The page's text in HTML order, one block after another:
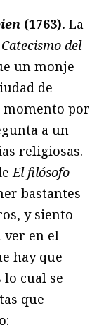
(1763). La
Catecismo del
un monje
de
momento por
a un
religiosas.
El filósofo
bastantes
y siento
ver en el
hay que
lo cual se
que